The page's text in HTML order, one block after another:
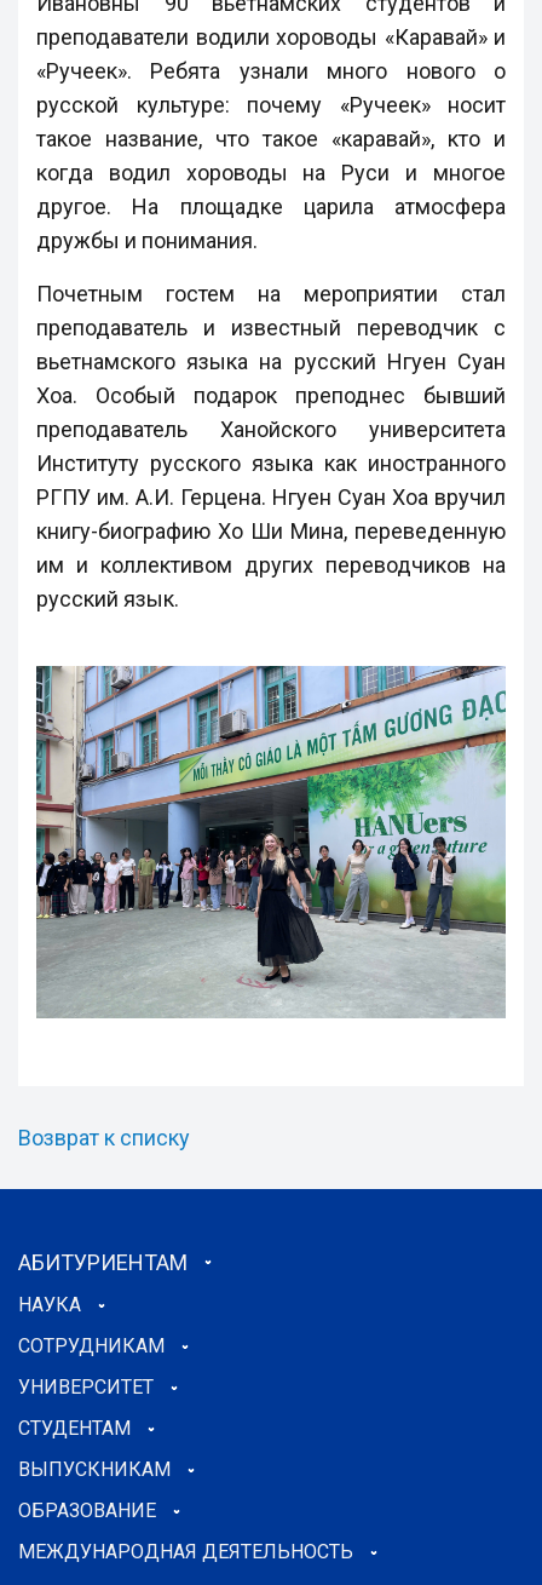
преподаватели водили хороводы «Каравай» и
«Ручеек». Ребята узнали много нового о
русской культуре: почему «Ручеек» носит
такое название, что такое «каравай», кто и
когда водил хороводы на Руси и многое
другое. На площадке царила атмосфера
дружбы и понимания.
Почетным гостем на мероприятии стал
преподаватель и известный переводчик с
вьетнамского языка на русский Нгуен Суан
Хоа. Особый подарок преподнес бывший
преподаватель Ханойского университета
Институту русского языка как иностранного
РГПУ им. А.И. Герцена. Нгуен Суан Хоа вручил
книгу-биографию Хо Ши Мина, переведенную
им и коллективом других переводчиков на
русский язык.
Возврат к списку
АБИТУРИЕНТАМ
НАУКА
СОТРУДНИКАМ
УНИВЕРСИТЕТ
СТУДЕНТАМ
ВЫПУСКНИКАМ
ОБРАЗОВАНИЕ
МЕЖДУНАРОДНАЯ ДЕЯТЕЛЬНОСТЬ